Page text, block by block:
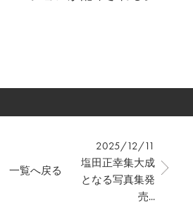
2025/12/11
塩田正幸集大成
となる写真集発
売...
一覧へ戻る